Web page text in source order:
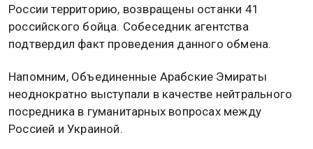
России территорию, возвращены останки 41
российского бойца. Собеседник агентства
подтвердил факт проведения данного обмена.
Напомним, Объединенные Арабские Эмираты
неоднократно выступали в качестве нейтрального
посредника в гуманитарных вопросах между
Россией и Украиной.